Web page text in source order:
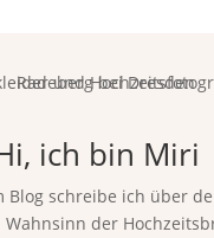
ich bin Miri
Blog schreibe ich über
der